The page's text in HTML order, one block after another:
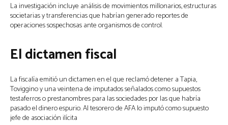
La investigación incluye análisis de movimientos millonarios, estructuras
societarias y transferencias que habrían generado reportes de
operaciones sospechosas ante organismos de control.
El dictamen fiscal
La fiscalía emitió un dictamen en el que reclamó detener a Tapia,
Toviggino y una veintena de imputados señalados como supuestos
testaferros o prestanombres para las sociedades por las que habría
pasado el dinero espurio. Al tesorero de AFA lo imputó como supuesto
jefe de asociación ilícita